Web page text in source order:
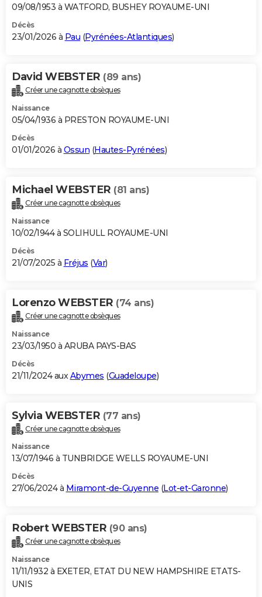
GUIDES D'ACHAT
BONS PLANS
Carte de Noël
Carte Bonne année
Carte Saint-Valentin
Carte Pâques
Carte d'anniversaire
DICTIONNAIRE
Dictionnaire
Biographies
Citations
Expressions
Proverbes
PROGRAMME TV
S'inscrire
Se connecter
Lycées
Collèges
Primaires
Universités
Entreprises
Service militaire
Avis de recherche
AVIS DE DÉCÈS
Bricolage
Lifestyle
Culture
Sport
Auto
Television
Voyage
Cinema
09/08/1953 à WATFORD, BUSHEY ROYAUME-UNI
Décès
23/01/2026 à Pau (Pyrénées-Atlantiques)
David WEBSTER (89 ans)
Créer une cagnotte obsèques
Naissance
05/04/1936 à PRESTON ROYAUME-UNI
Décès
01/01/2026 à Ossun (Hautes-Pyrénées)
Michael WEBSTER (81 ans)
Créer une cagnotte obsèques
Naissance
10/02/1944 à SOLIHULL ROYAUME-UNI
Décès
21/07/2025 à Fréjus (Var)
Lorenzo WEBSTER (74 ans)
Créer une cagnotte obsèques
Naissance
23/03/1950 à ARUBA PAYS-BAS
Décès
21/11/2024 aux Abymes (Guadeloupe)
Sylvia WEBSTER (77 ans)
Créer une cagnotte obsèques
Naissance
13/07/1946 à TUNBRIDGE WELLS ROYAUME-UNI
Décès
27/06/2024 à Miramont-de-Guyenne (Lot-et-Garonne)
Robert WEBSTER (90 ans)
Créer une cagnotte obsèques
Naissance
11/11/1932 à EXETER, ETAT DU NEW HAMPSHIRE ETATS-
UNIS